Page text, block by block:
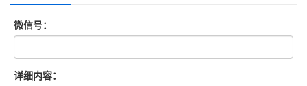
微信号：
详细内容：